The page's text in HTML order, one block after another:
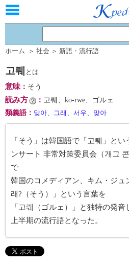
ホーム ＞ 社会 ＞ 新語・流行語
고뤠 とは
意味： そう
読み方 ： 고뤠、ko-rwe、ゴルェ
類義語 ： 맞아、 그래 、 서우、 맞아
「そう」は韓国語で「고뤠」と
ンサート 非常対策委員会（개그
で
韓国のコメディアン、キム・ジュ
래?（そう）」という言葉を
「고뤠（ゴルェ）」と独特の発
上半期の流行語となった。